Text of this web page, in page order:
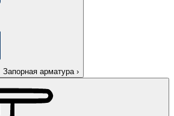
Запорная арматура ›